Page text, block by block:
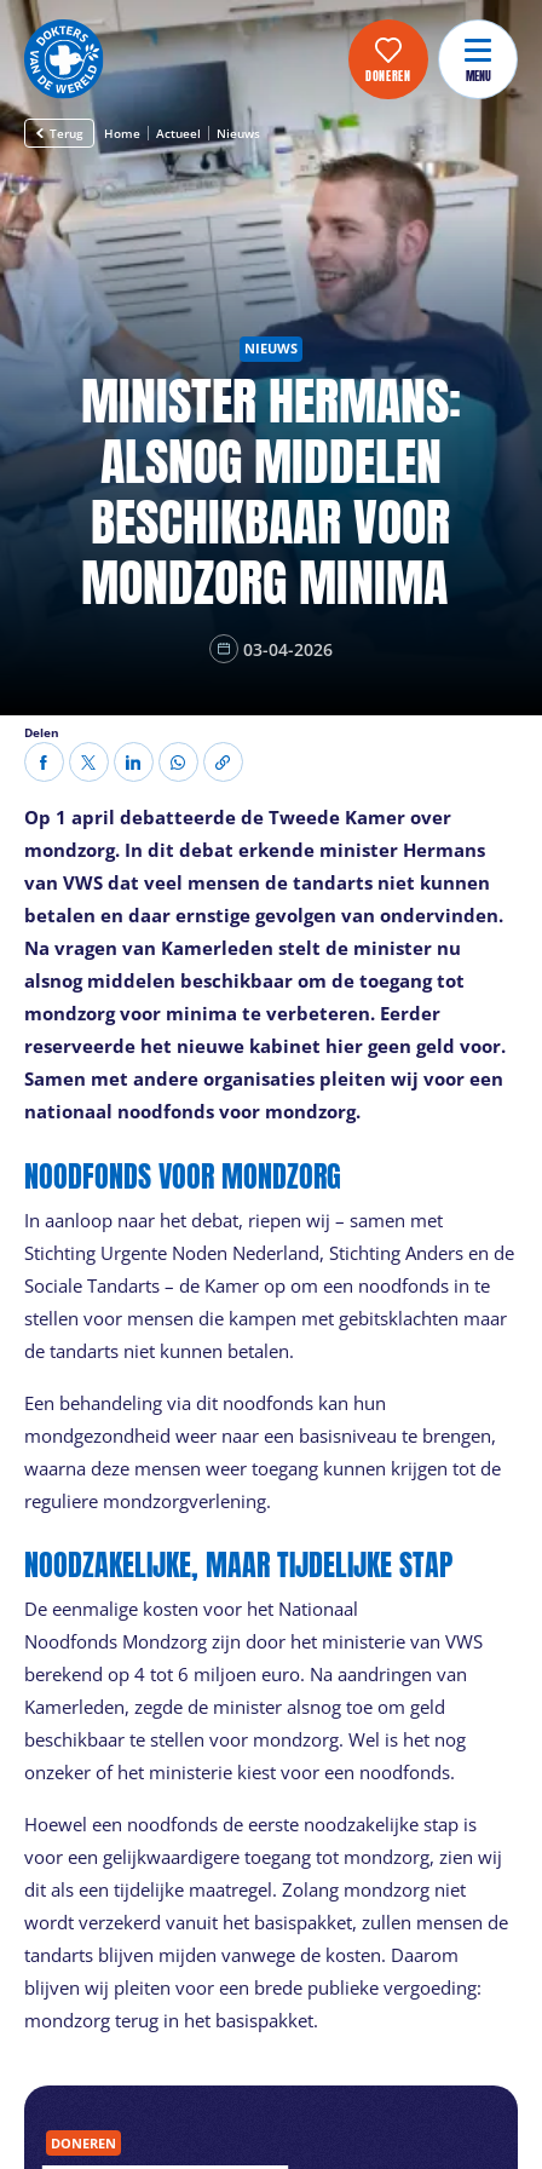
DONEREN MENU
Terug Home Actueel Nieuws
NIEUWS
MINISTER HERMANS:
ALSNOG MIDDELEN
BESCHIKBAAR VOOR
MONDZORG MINIMA
03-04-2026
Delen
Op 1 april debatteerde de Tweede Kamer over
mondzorg. In dit debat erkende minister Hermans
van VWS dat veel mensen de tandarts niet kunnen
betalen en daar ernstige gevolgen van ondervinden.
Na vragen van Kamerleden stelt de minister nu
alsnog middelen beschikbaar om de toegang tot
mondzorg voor minima te verbeteren. Eerder
reserveerde het nieuwe kabinet hier geen geld voor.
Samen met andere organisaties pleiten wij voor een
nationaal noodfonds voor mondzorg.
NOODFONDS VOOR MONDZORG
In aanloop naar het debat, riepen wij – samen met
Stichting Urgente Noden Nederland, Stichting Anders en de
Sociale Tandarts – de Kamer op om een noodfonds in te
stellen voor mensen die kampen met gebitsklachten maar
de tandarts niet kunnen betalen.
Een behandeling via dit noodfonds kan hun
mondgezondheid weer naar een basisniveau te brengen,
waarna deze mensen weer toegang kunnen krijgen tot de
reguliere mondzorgverlening.
NOODZAKELIJKE, MAAR TIJDELIJKE STAP
De eenmalige kosten voor het Nationaal
Noodfonds Mondzorg zijn door het ministerie van VWS
berekend op 4 tot 6 miljoen euro. Na aandringen van
Kamerleden, zegde de minister alsnog toe om geld
beschikbaar te stellen voor mondzorg. Wel is het nog
onzeker of het ministerie kiest voor een noodfonds.
Hoewel een noodfonds de eerste noodzakelijke stap is
voor een gelijkwaardigere toegang tot mondzorg, zien wij
dit als een tijdelijke maatregel. Zolang mondzorg niet
wordt verzekerd vanuit het basispakket, zullen mensen de
tandarts blijven mijden vanwege de kosten. Daarom
blijven wij pleiten voor een brede publieke vergoeding:
mondzorg terug in het basispakket.
DONEREN